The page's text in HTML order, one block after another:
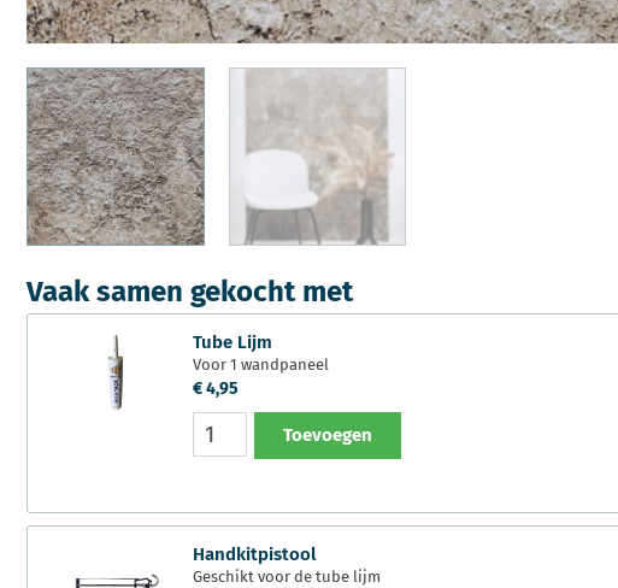
Vaak samen gekocht met
Tube Lijm
Voor 1 wandpaneel
€4,95
Toevoegen
Handkitpistool
Geschikt voor de tube lijm